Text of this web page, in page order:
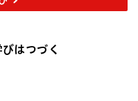
はつづく